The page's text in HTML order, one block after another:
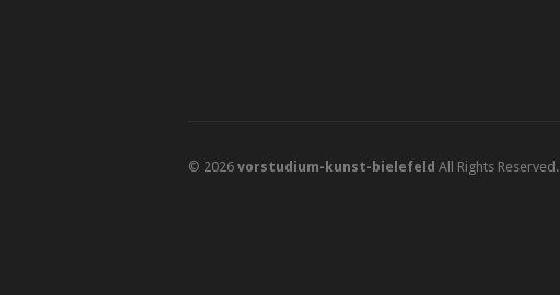
© 2026 vorstudium-kunst-bielefeld All Rights Reserved.